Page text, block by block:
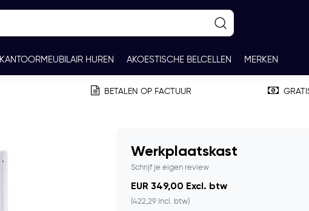
KANTOORMEUBILAIR HUREN AKOESTISCHE BELCELLEN MERKEN
BETALEN OP FACTUUR
Werkplaatskast
Schrijf je eigen review
EUR 349,00 Excl. btw
(422,29 Incl. btw)